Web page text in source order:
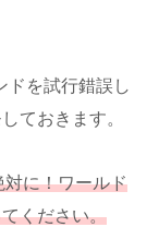
ドを試行錯誤し
ておきます。
に！ワールド
ください。